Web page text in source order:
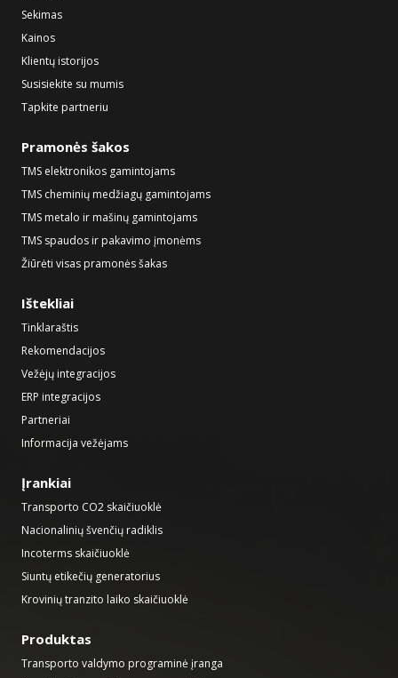
Sekimas
Kainos
Klientų istorijos
Susisiekite su mumis
Tapkite partneriu
Pramonės šakos
TMS elektronikos gamintojams
TMS cheminių medžiagų gamintojams
TMS metalo ir mašinų gamintojams
TMS spaudos ir pakavimo įmonėms
Žiūrėti visas pramonės šakas
Ištekliai
Tinklaraštis
Rekomendacijos
Vežėjų integracijos
ERP integracijos
Partneriai
Informacija vežėjams
Įrankiai
Transporto CO2 skaičiuoklė
Nacionalinių švenčių radiklis
Incoterms skaičiuoklė
Siuntų etikečių generatorius
Krovinių tranzito laiko skaičiuoklė
Produktas
Transporto valdymo programinė įranga